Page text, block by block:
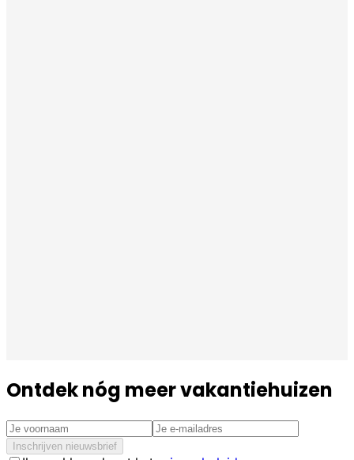
Ontdek nóg meer vakantiehuizen
Inschrijven nieuwsbrief